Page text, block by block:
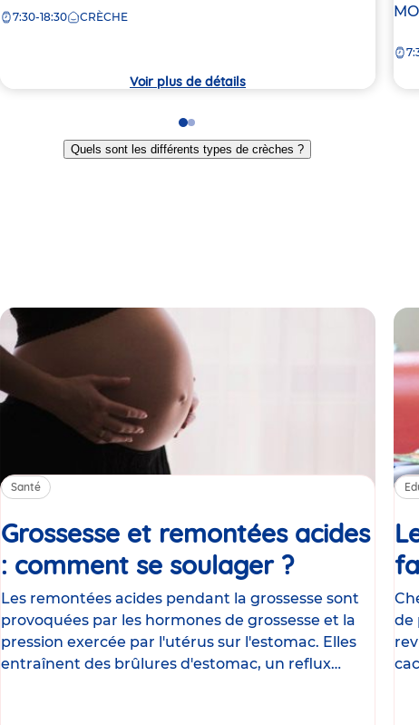
la7:30-18:30 CRÈCHE
Voir plus de détails
de
Go
to
slide
Go
to
slide
Quels sont les différents types de crèches ?
Santé
Grossesse et remontées acides
: comment se soulager ?Article
Les remontées acides pendant la grossesse sont
provoquées par les hormones de grossesse et la
pression exercée par l'utérus sur l'estomac. Elles
entraînent des brûlures d'estomac, un reflux
de